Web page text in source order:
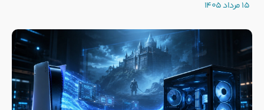
15 مرداد 1405